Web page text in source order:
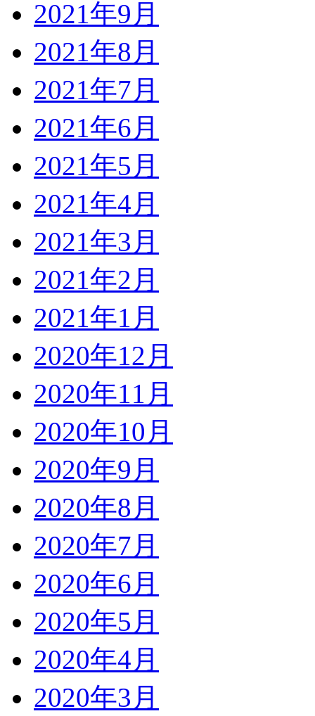
2021年9月
2021年8月
2021年7月
2021年6月
2021年5月
2021年4月
2021年3月
2021年2月
2021年1月
2020年12月
2020年11月
2020年10月
2020年9月
2020年8月
2020年7月
2020年6月
2020年5月
2020年4月
2020年3月